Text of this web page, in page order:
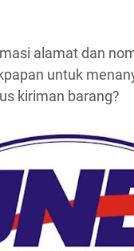
alamat dan
untuk
kiriman barang?